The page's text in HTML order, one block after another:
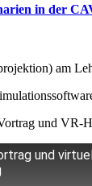
in der
am
und VR-
und